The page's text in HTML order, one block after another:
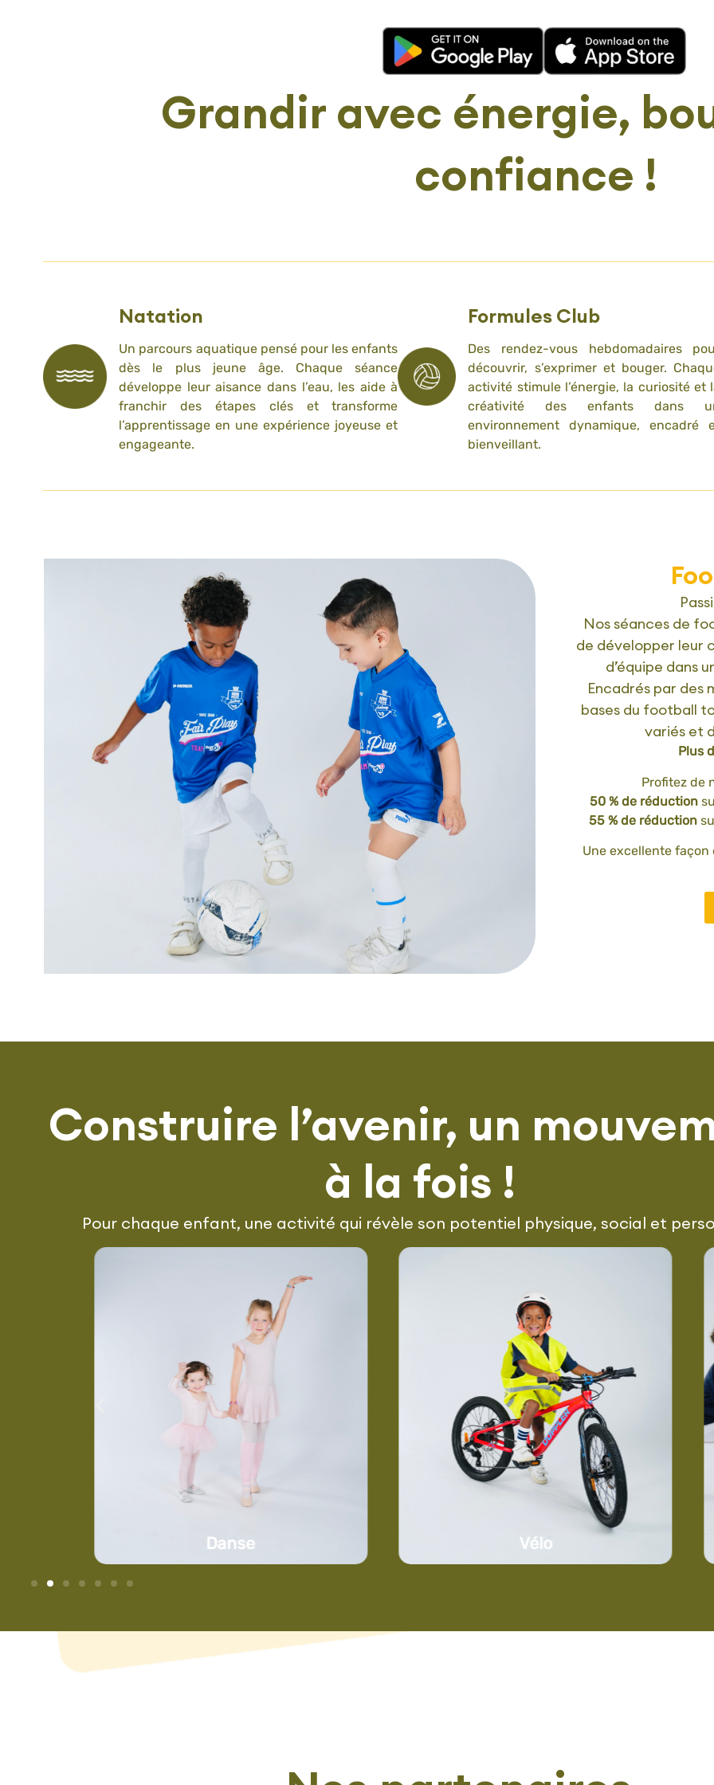
Grandir avec énergie,
confiance !
Natation
Un parcours aquatique pensé pour les enfants
dès le plus jeune âge. Chaque séance
développe leur aisance dans l’eau, les aide à
franchir des étapes clés et transforme
l’apprentissage en une expérience joyeuse et
engageante.
Formules Club
Des rendez-vous hebdomadaires
découvrir, s’exprimer et bouger.
activité stimule l’énergie, la curiosité et
créativité des enfants dans
environnement dynamique, encadré
bienveillant.
Nos séances de
de développer leur
d’équipe dans
Encadrés par des
bases du football
variés et
Plus
Profitez de
50 % de réduction
55 % de réduction
Une excellente
Construire l’avenir, un
à la fois !
Pour chaque enfant, une activité qui révèle son potentiel physique, social et
Danse
Nos cours de danse
Découvrez nos groupes de danse
Vélo
Nos cours de vélo
Découvrez nos groupes de vélo
Plus d'infos